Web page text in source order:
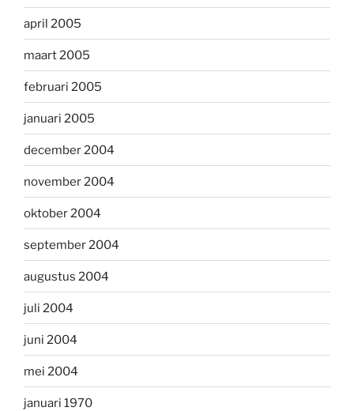
april 2005
maart 2005
februari 2005
januari 2005
december 2004
november 2004
oktober 2004
september 2004
augustus 2004
juli 2004
juni 2004
mei 2004
januari 1970